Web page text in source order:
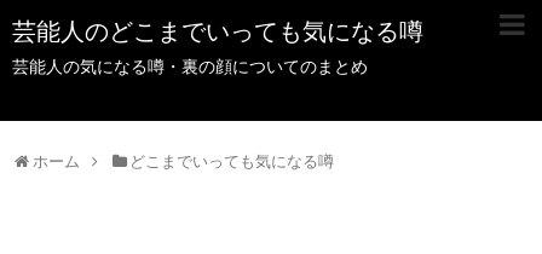
芸能人のどこまでいっても気になる噂
芸能人の気になる噂・裏の顔についてのまとめ
ホーム どこまでいっても気になる噂